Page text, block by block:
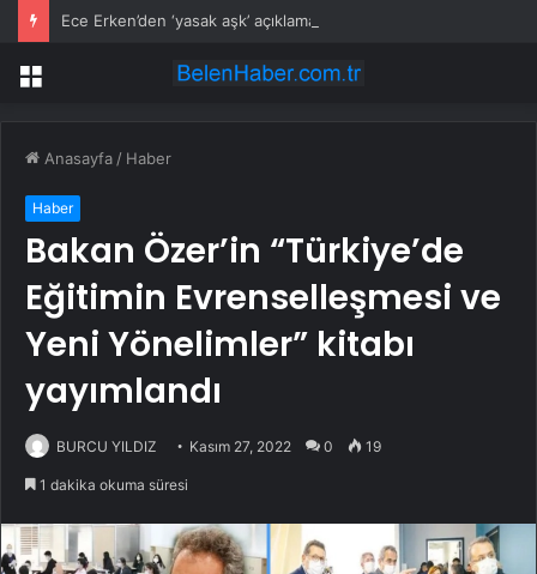
Menü
Anasayfa / Haber
Haber
Bakan Özer’in “Türkiye’de
Eğitimin Evrenselleşmesi ve
Yeni Yönelimler” kitabı
yayımlandı
BURCU YILDIZ Kasım 27, 2022 0 19
1 dakika okuma süresi